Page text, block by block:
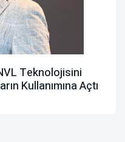
Teknolojisini
Kullanımına Açtı